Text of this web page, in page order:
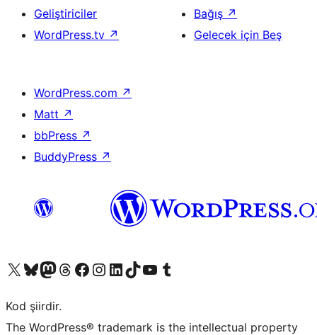
Geliştiriciler
WordPress.tv ↗
Bağış ↗
Gelecek için Beş
WordPress.com ↗
Matt ↗
bbPress ↗
BuddyPress ↗
X (eski Twitter) hesabımıza bakın
Bluesky hesabımızı ziyaret edinMastodon hesabımızı ziyaret edinThreads hesabımızı ziyaret edinFacebook sayfamızı ziyaret edinInstagram hesabımızı ziyaret edinLinkedIn hesabımızı ziyaret edinTikTok hesabımızı ziyaret edinYouTube kanalımızı ziyaret edinTumblr hesabımızı ziyaret edin
Kod şiirdir.
The WordPress® trademark is the intellectual property